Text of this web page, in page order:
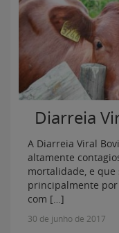
Diarreia
A Diarreia Viral
altamente
mortalidade, e
principalmente
com […]
30 de junho de 2017